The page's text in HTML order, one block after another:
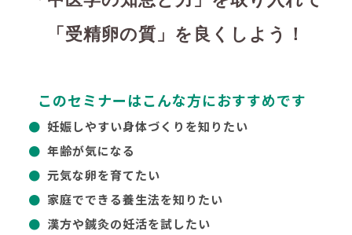
「受精卵の質」を良くしよう！
このセミナーはこんな方におすすめです
妊娠しやすい身体づくりを知りたい
年齢が気になる
元気な卵を育てたい
家庭でできる養生法を知りたい
漢方や鍼灸の妊活を試したい